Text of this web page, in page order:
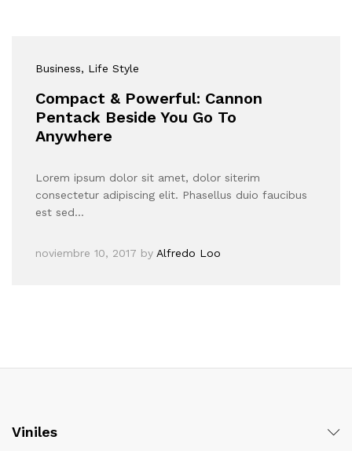
Business, Life Style
Compact & Powerful: Cannon
Pentack Beside You Go To
Anywhere
Lorem ipsum dolor sit amet, dolor siterim
consectetur adipiscing elit. Phasellus duio faucibus
est sed…
noviembre 10, 2017 by Alfredo Loo
Viniles